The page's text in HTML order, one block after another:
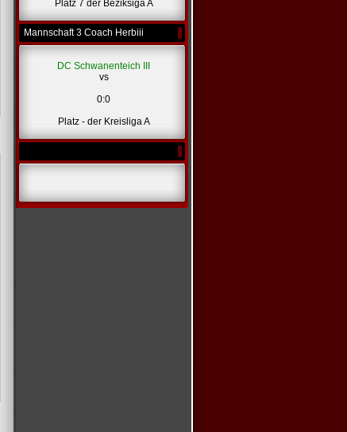
Platz 7 der Beziksiga A
Mannschaft 3 Coach Herbiii
DC Schwanenteich III
vs
0:0
Platz - der Kreisliga A